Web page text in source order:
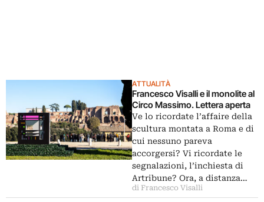
ATTUALITÀ
Francesco Visalli e il monolite al
Circo Massimo. Lettera aperta
Ve lo ricordate l’affaire della
scultura montata a Roma e di
cui nessuno pareva
accorgersi? Vi ricordate le
segnalazioni, l’inchiesta di
Artribune? Ora, a distanza…
di Francesco Visalli